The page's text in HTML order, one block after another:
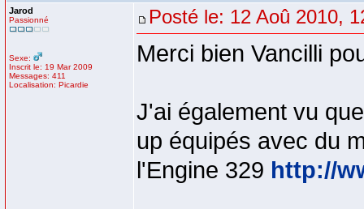
Jarod
Passionné
Sexe:
Inscrit le: 19 Mar 2009
Messages: 411
Localisation: Picardie
Posté le: 12 Aoû 2010,
Merci bien Vancilli
J'ai également vu
up équipés avec du
l'Engine 329 http://